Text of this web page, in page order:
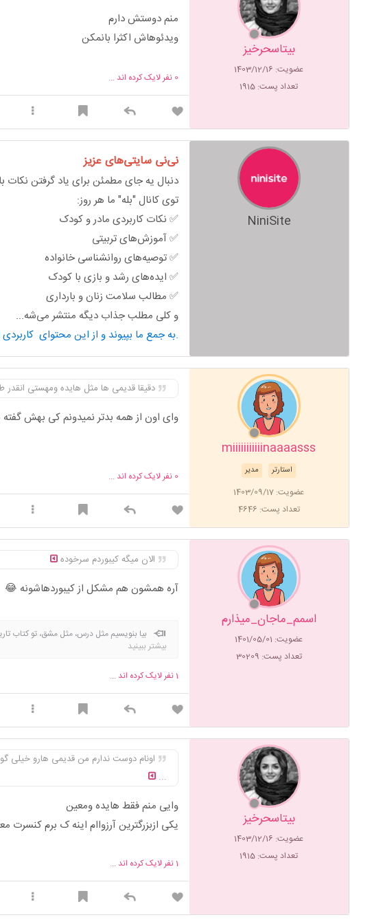
بیتاسحرخیز
عضویت: 1403/12/16
تعداد پست: 1915
منم دوستش دارم
ویدئوهاش اکثرا بانمکن
0 نفر لایک کرده اند ...
NiniSite
نی‌نی سایتی‌های عزیز
دنبال یه جای مطمئن برای یاد گرفتن نکات
توی کانال "بله" ما هر روز:
✅ نکات کاربردی مادر و کودک
✅ آموزش‌های تربیتی
✅ توصیه‌های روانشناسی خانواده
✅ ایده‌های رشد و بازی با کودک
✅ مطالب سلامت زنان و بارداری
و کلی مطلب جذاب دیگه منتشر می‌شه...
به جمع ما بپیوند و از این محتوای کاربردی استفاده کن.
miiiiiiiiiiinaaaasss
مدیر استارتر
عضویت: 1403/09/17
تعداد پست: 4646
دقیقا قدیمی ها مثل هایده ومهستی
وای اون از همه بدتر نمیدونم کی بهش
0 نفر لایک کرده اند ...
اسمم_ماجان_میذارم
عضویت: 1401/05/01
تعداد پست: 30209
الان میگه کیبوردم سرخوده
آره همشون هم مشکل از کیبوردهاشونه 😂
بیا بنویسیم مثل درس، مثل مشق، تو کتاب
قاتل امیده، ولی ما میدونیم شب تار، آخرش
که با هم دوباره بخندیم .... بماند به یادگار، زمستان ۱۴۰۴
بیشتر ببینید
1نفر لایک کرده اند ...
بیتاسحرخیز
عضویت: 1403/12/16
تعداد پست: 1915
اونام دوست ندارم من قدیمی هارو خیلی
...
وایی منم فقط هایده ومعین
یکی ازبزرگترین آرزواام اینه ک برم کنسرت
1نفر لایک کرده اند ...